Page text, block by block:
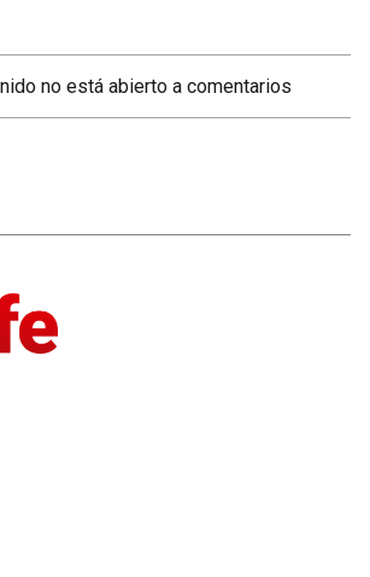
no está abierto a comentarios